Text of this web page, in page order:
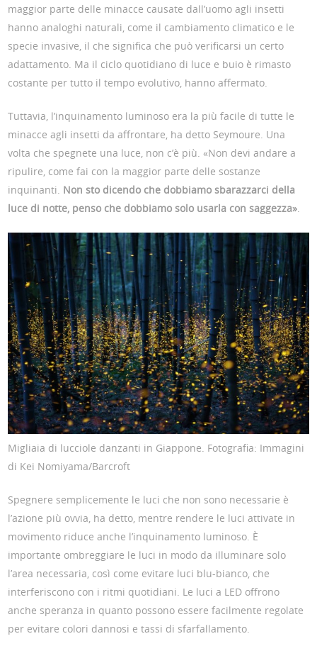
maggior parte delle minacce causate dall’uomo agli insetti
hanno analoghi naturali, come il cambiamento climatico e le
specie invasive, il che significa che può verificarsi un certo
adattamento. Ma il ciclo quotidiano di luce e buio è rimasto
costante per tutto il tempo evolutivo, hanno affermato.
Tuttavia, l’inquinamento luminoso era la più facile di tutte le
minacce agli insetti da affrontare, ha detto Seymoure. Una
volta che spegnete una luce, non c’è più. «Non devi andare a
ripulire, come fai con la maggior parte delle sostanze
inquinanti. Non sto dicendo che dobbiamo sbarazzarci della
luce di notte, penso che dobbiamo solo usarla con saggezza»
Migliaia di lucciole danzanti in Giappone. Fotografia: Immagini
di Kei Nomiyama/Barcroft
Spegnere semplicemente le luci che non sono necessarie è
l’azione più ovvia, ha detto, mentre rendere le luci attivate in
movimento riduce anche l’inquinamento luminoso. È
importante ombreggiare le luci in modo da illuminare solo
l’area necessaria, così come evitare luci blu-bianco, che
interferiscono con i ritmi quotidiani. Le luci a LED offrono
anche speranza in quanto possono essere facilmente regolate
per evitare colori dannosi e tassi di sfarfallamento.